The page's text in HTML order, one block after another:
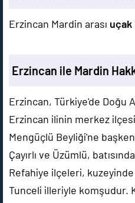
Erzincan Mardin arası uçak
Erzincan ile Mardin
Erzincan, Türkiye'de Doğu
Erzincan ilinin merkez
Mengüçlü Beyliği'ne
Çayırlı ve Üzümlü,
Refahiye ilçeleri,
Tunceli illeriyle komşudur.